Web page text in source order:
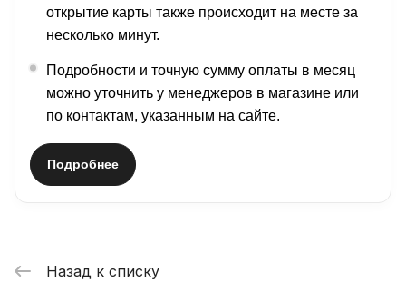
открытие карты также происходит на месте за
несколько минут.
Подробности и точную сумму оплаты в месяц
можно уточнить у менеджеров в магазине или
по контактам, указанным на сайте.
Подробнее
Назад к списку